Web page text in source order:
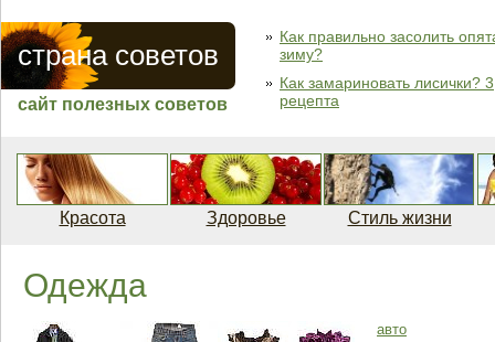
страна советов
сайт полезных советов
Как правильно засолить
зиму?
Как замариновать лисички? 3
рецепта
Красота Здоровье Стиль жизни
Одежда
авто